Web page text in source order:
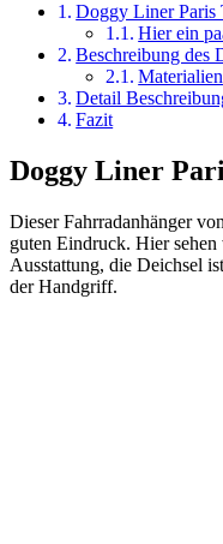
Doggy Liner Paris
Hier ein
Beschreibung des
Materialien
Detail
Fazit
Doggy Liner
Dieser Fahrradanhänger
guten Eindruck. Hier
Ausstattung, die Deichsel
der Handgriff.